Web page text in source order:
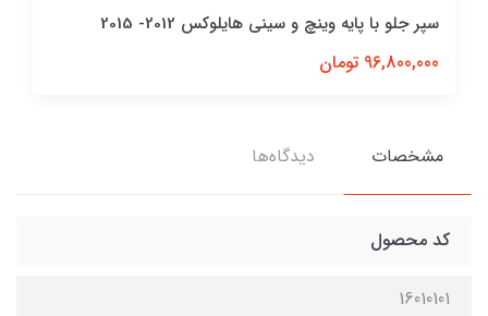
مشخصات دیدگاه‌ها
کد محصول
16010101